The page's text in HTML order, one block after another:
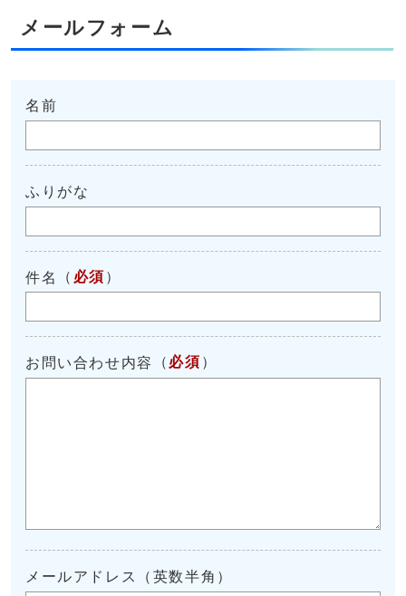
メールフォーム
名前
ふりがな
件名 （ 必須 ）
お問い合わせ内容 （ 必須 ）
メールアドレス（英数半角）